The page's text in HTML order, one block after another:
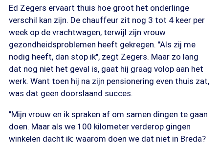
Ed Zegers ervaart thuis hoe groot het onderlinge
verschil kan zijn. De chauffeur zit nog 3 tot 4 keer per
week op de vrachtwagen, terwijl zijn vrouw
gezondheidsproblemen heeft gekregen. "Als zij me
nodig heeft, dan stop ik", zegt Zegers. Maar zo lang
dat nog niet het geval is, gaat hij graag volop aan het
werk. Want toen hij na zijn pensionering even thuis zat,
was dat geen doorslaand succes.
"Mijn vrouw en ik spraken af om samen dingen te gaan
doen. Maar als we 100 kilometer verderop gingen
winkelen dacht ik: waarom doen we dat niet in Breda?